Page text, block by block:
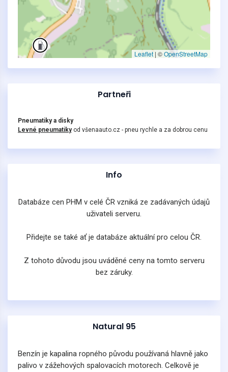
Leaflet | ©OpenStreetMap
Partneři
Pneumatiky a disky
Levné pneumatikyod všenaauto.cz - pneu rychle a za dobrou cenu
Info
Databáze cen PHM v celé ČR vzniká ze zadávaných údajů
uživateli serveru.
Přidejte se také ať je databáze aktuální pro celou ČR.
Z tohoto důvodu jsou uváděné ceny na tomto serveru
bez záruky.
Natural 95
Benzín je kapalina ropného původu používaná hlavně jako
palivo v zážehových spalovacích motorech. Celkově je